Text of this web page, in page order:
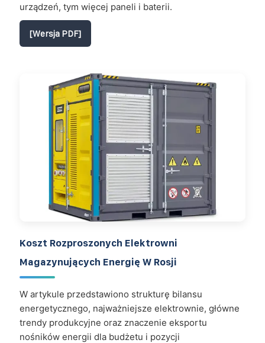
urządzeń, tym więcej paneli i baterii.
[Wersja PDF]
Koszt Rozproszonych Elektrowni
Magazynujących Energię W Rosji
W artykule przedstawiono strukturę bilansu
energetycznego, najważniejsze elektrownie, główne
trendy produkcyjne oraz znaczenie eksportu
nośników energii dla budżetu i pozycji